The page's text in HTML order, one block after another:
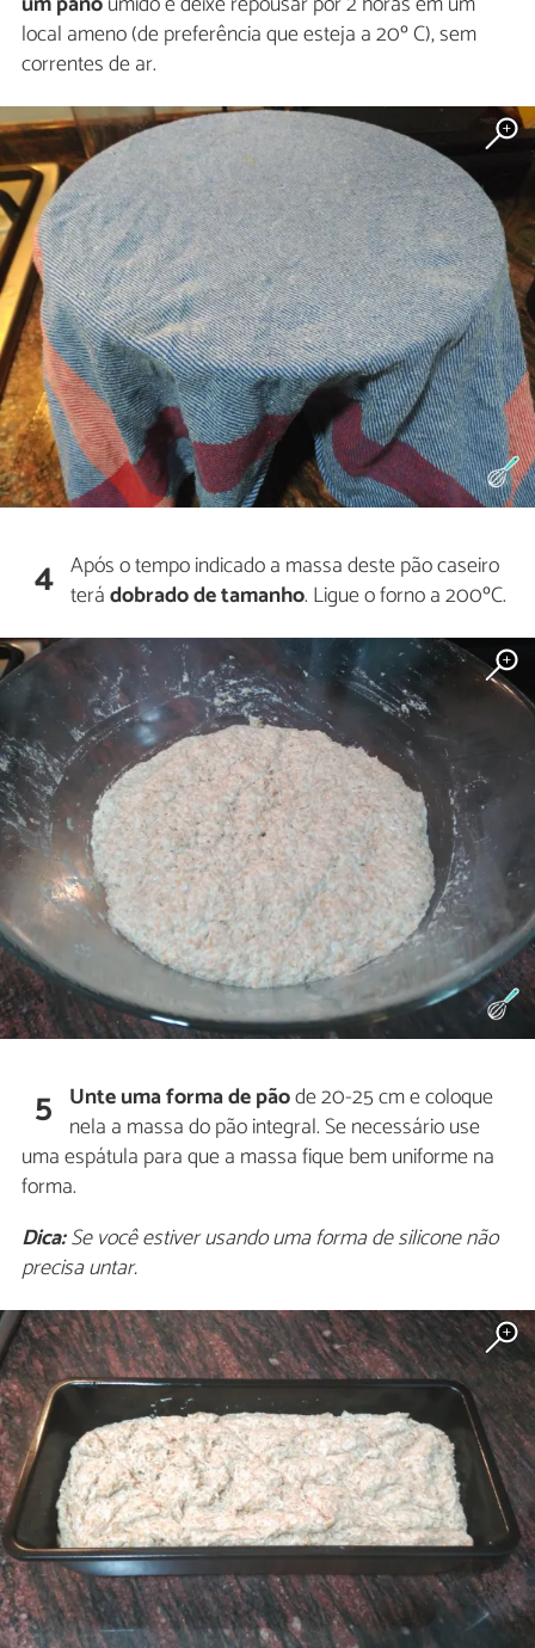
local ameno (de preferência que esteja a 20º C), sem
correntes de ar.
4 Após o tempo indicado a massa deste pão caseiro
terádobrado de tamanho. Ligue o forno a 200ºC.
5 Unte uma forma de pãode 20-25 cm e coloque
nela a massa do pão integral. Se necessário use
uma espátula para que a massa fique bem uniforme na
forma.
Dica:Se você estiver usando uma forma de silicone não
precisa untar.